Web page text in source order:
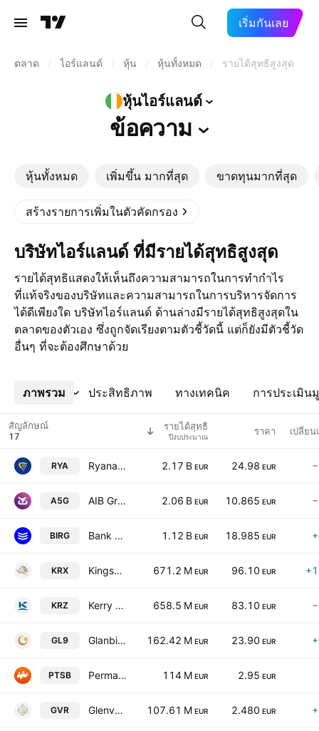
เริ่มกันเลย
ตลาด ไอร์แลนด์ หุ้น หุ้นทั้งหมด รายได้สุทธิสูงสุด
หุ้นไอร์แลนด์
ข้อความ
หุ้นทั้งหมด เพิ่มขึ้น มากที่สุด ขาดทุนมากที่สุด
สร้างรายการเพิ่มในตัวคัดกรอง
บริษัทไอร์แลนด์ ที่มีรายได้สุทธิสูงสุด
รายได้สุทธิแสดงให้เห็นถึงความสามารถในการทำกำไร
ที่แท้จริงของบริษัทและความสามารถในการบริหารจัดการ
ได้ดีเพียงใด บริษัทไอร์แลนด์ ด้านล่างมีรายได้สุทธิสูงสุดใน
ตลาดของตัวเอง ซึ่งถูกจัดเรียงตามตัวชี้วัดนี้ แต่ก็ยังมีตัวชี้วัด
อื่นๆ ที่จะต้องศึกษาด้วย
ภาพรวม ประสิทธิภาพ ทางเทคนิค การประเมิน
เพิ่มเติม
สัญลักษณ์ รายได้สุทธิ
ปีงบประมาณ ราคา เปลี่ยน
RYA Ryanair Holdings PLC 2.17 B EUR 24.98 EUR
A5G AIB Group PLC 2.06 B EUR 10.865 EUR
BIRG Bank of Ireland Group PLC 1.12 B EUR 18.985 EUR
KRX Kingspan Group PLC 671.2 M EUR 96.10 EUR
KRZ Kerry Group PLC 658.5 M EUR 83.10 EUR
GL9 Glanbia PLC 162.42 M EUR 23.90 EUR
PTSB Permanent TSB Group Holdings PLC 114 M EUR 2.95 EUR
GVR Glenveagh Properties PLC 107.61 M EUR 2.480 EUR